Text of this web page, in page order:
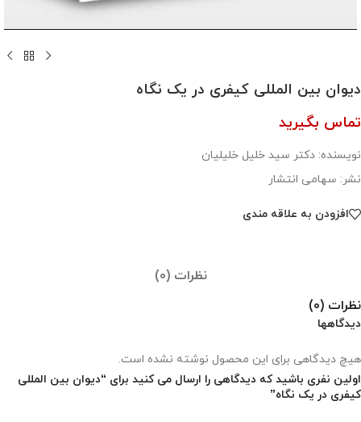
دیوان بین المللی کیفری در یک نگاه
تماس بگیرید
نویسنده: دکتر سید خلیل خلیلیان
نشر: سهامی انتشار
افزودن به علاقه مندی
نظرات (0)
نظرات (0)
دیدگاهها
هیچ دیدگاهی برای این محصول نوشته نشده است.
اولین نفری باشید که دیدگاهی را ارسال می کنید برای “دیوان بین المللی
کیفری در یک نگاه”